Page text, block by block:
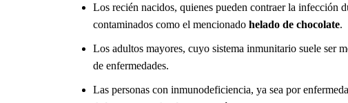
Los recién nacidos, quienes pueden contraer la infección
contaminados como el mencionado helado de chocolate.
Los adultos mayores, cuyo sistema inmunitario suele ser
de enfermedades.
Las personas con inmunodeficiencia, ya sea por